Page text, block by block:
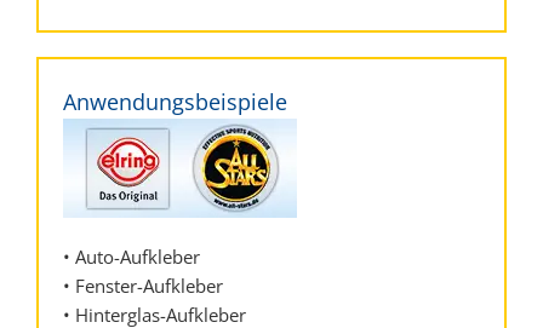
Anwendungsbeispiele
• Auto-Aufkleber
• Fenster-Aufkleber
• Hinterglas-Aufkleber